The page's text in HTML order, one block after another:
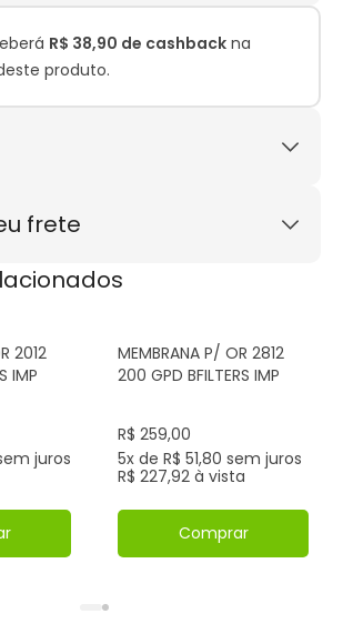
R$ 38,90 de cashback na
produto.
sem juros
sem juros
frete
2012
IMP
juros
MEMBRANA P/ OR 2812
200 GPD BFILTERS IMP
R$ 259,00
5x de R$ 51,80 sem juros
R$ 227,92 à vista
Comprar